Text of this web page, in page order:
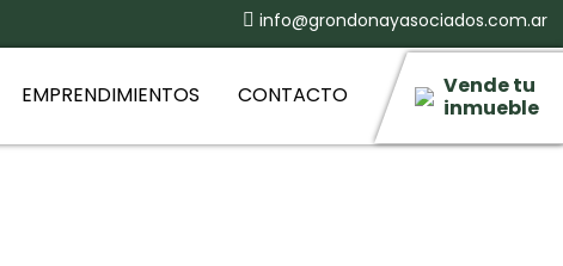
+54 011 6878 9941
EMPRENDIMIENTOS CONTACTO
Vende tu
inmueble